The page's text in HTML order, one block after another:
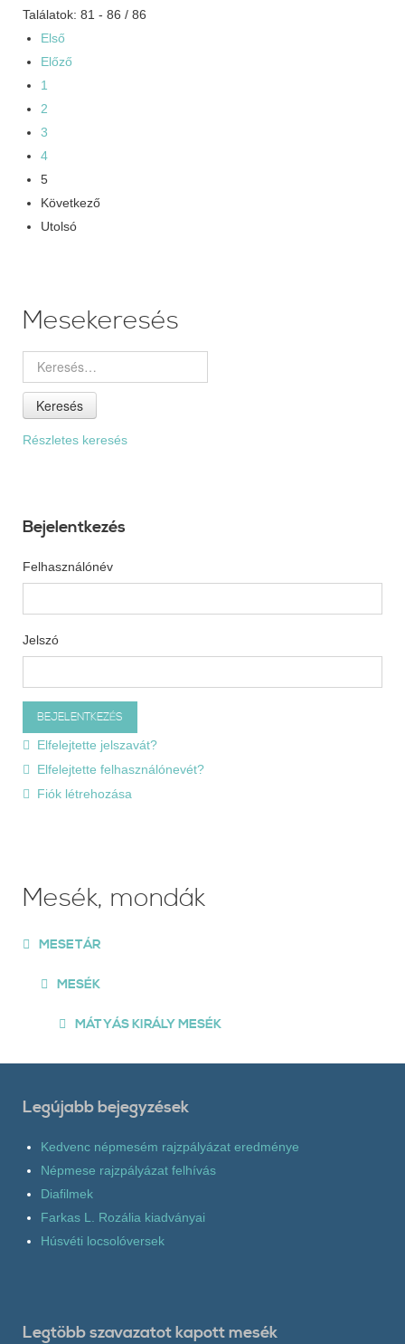
Találatok: 81 - 86 / 86
Első
Előző
1
2
3
4
5
Következő
Utolsó
Mesekeresés
Keresés
Részletes keresés
Bejelentkezés
Felhasználónév
Jelszó
Elfelejtette jelszavát?
Elfelejtette felhasználónevét?
Fiók létrehozása
Mesék, mondák
MESETÁR
MESÉK
MÁTYÁS KIRÁLY MESÉK
Legújabb bejegyzések
Kedvenc népmesém rajzpályázat eredménye
Népmese rajzpályázat felhívás
Diafilmek
Farkas L. Rozália kiadványai
Húsvéti locsolóversek
Legtöbb szavazatot kapott mesék